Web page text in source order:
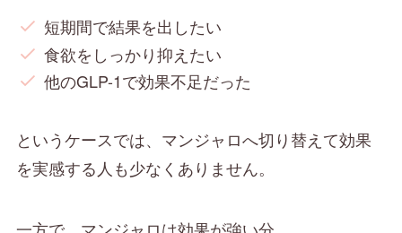
短期間で結果を出したい
食欲をしっかり抑えたい
他のGLP-1で効果不足だった
というケースでは、マンジャロへ切り替えて効果
を実感する人も少なくありません。
一方で、マンジャロは効果が強い分、